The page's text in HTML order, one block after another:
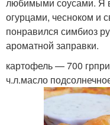
любимыми соусами. Я
огурцами, чесноком и
понравился симбиоз
ароматной заправки.
картофель — 700
ч.л.масло